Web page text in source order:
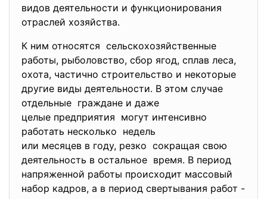
видов деятельности и функционирования
отраслей хозяйства.
К ним относятся сельскохозяйственные
работы, рыболовство, сбор ягод, сплав леса,
охота, частично строительство и некоторые
другие виды деятельности. В этом случае
отдельные граждане и даже
целые предприятия могут интенсивно
работать несколько недель
или месяцев в году, резко сокращая свою
деятельность в остальное время. В период
напряженной работы происходит массовый
набор кадров, а в период свертывания работ -